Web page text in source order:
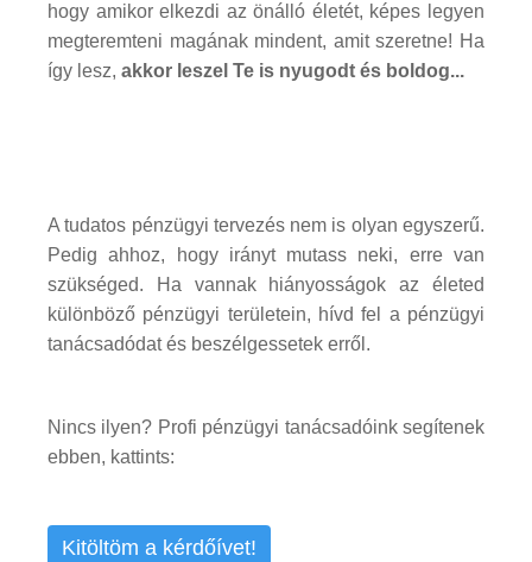
hogy amikor elkezdi az önálló életét, képes legyen
megteremteni magának mindent, amit szeretne! Ha
így lesz, akkor leszel Te is nyugodt és boldog...
A tudatos pénzügyi tervezés nem is olyan egyszerű.
Pedig ahhoz, hogy irányt mutass neki, erre van
szükséged. Ha vannak hiányosságok az életed
különböző pénzügyi területein, hívd fel a pénzügyi
tanácsadódat és beszélgessetek erről.
Nincs ilyen? Profi pénzügyi tanácsadóink segítenek
ebben, kattints:
Kitöltöm a kérdőívet!